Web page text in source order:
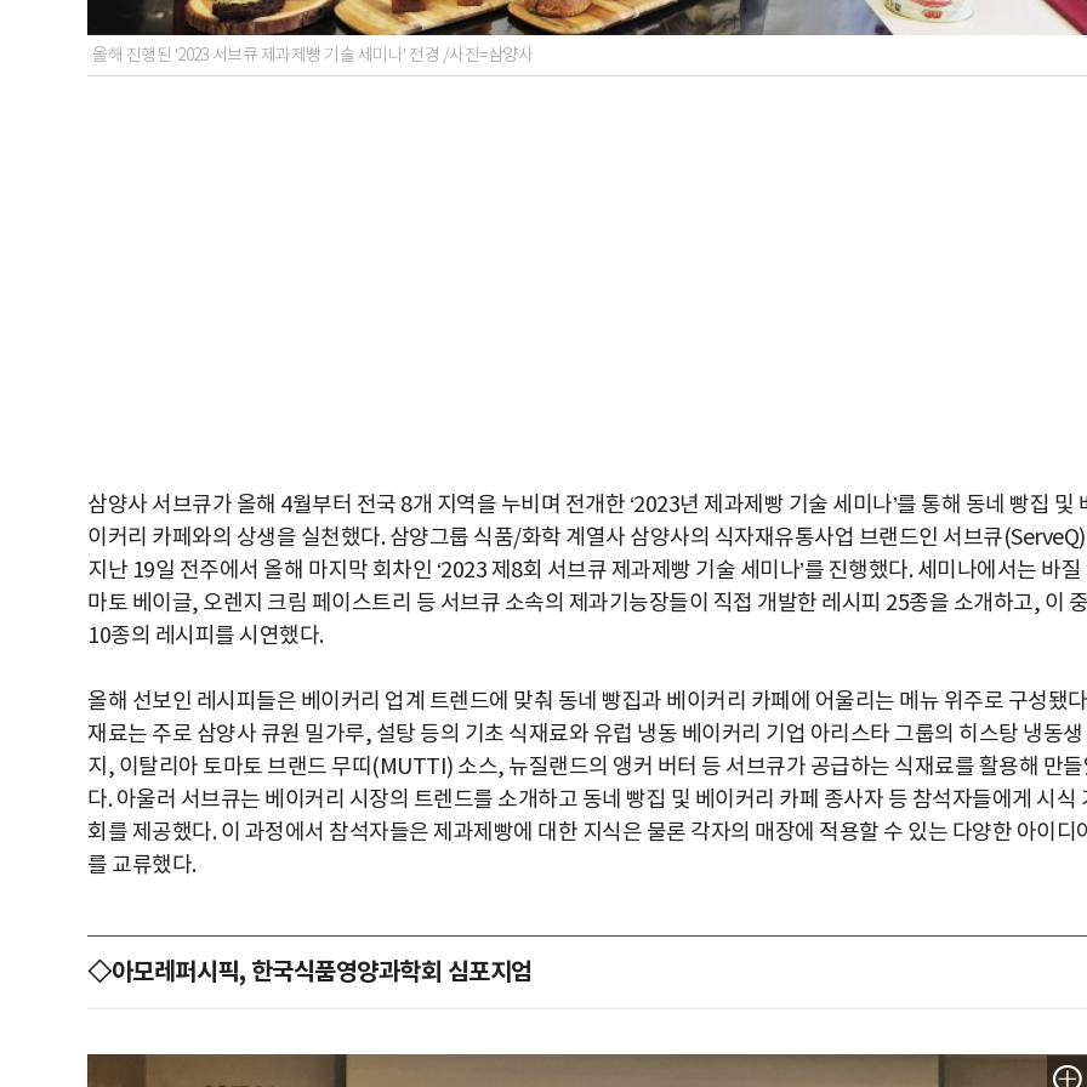
올해 진행된 ‘2023 서브큐 제과제빵 기술 세미나’ 전경 /사진=삼양사
삼양사 서브큐가 올해 4월부터 전국 8개 지역을 누비며 전개한 ‘2023년 제과제빵 기술 세미나’를 통해 동네 빵집 및
이커리 카페와의 상생을 실천했다. 삼양그룹 식품/화학 계열사 삼양사의 식자재유통사업 브랜드인 서브큐
지난 19일 전주에서 올해 마지막 회차인 ‘2023 제8회 서브큐 제과제빵 기술 세미나’를 진행했다. 세미나에서는 바질
마토 베이글, 오렌지 크림 페이스트리 등 서브큐 소속의 제과기능장들이 직접 개발한 레시피 25종을 소개하고, 이 중
10종의 레시피를 시연했다.
올해 선보인 레시피들은 베이커리 업계 트렌드에 맞춰 동네 빵집과 베이커리 카페에 어울리는 메뉴 위주로 구성됐
재료는 주로 삼양사 큐원 밀가루, 설탕 등의 기초 식재료와 유럽 냉동 베이커리 기업 아리스타 그룹의 히스탕 냉동생
지, 이탈리아 토마토 브랜드 무띠(MUTTI) 소스, 뉴질랜드의 앵커 버터 등 서브큐가 공급하는 식재료를 활용해 만
다. 아울러 서브큐는 베이커리 시장의 트렌드를 소개하고 동네 빵집 및 베이커리 카페 종사자 등 참석자들에게 시식
회를 제공했다. 이 과정에서 참석자들은 제과제빵에 대한 지식은 물론 각자의 매장에 적용할 수 있는 다양한 아이디
를 교류했다.
◇아모레퍼시픽, 한국식품영양과학회 심포지엄